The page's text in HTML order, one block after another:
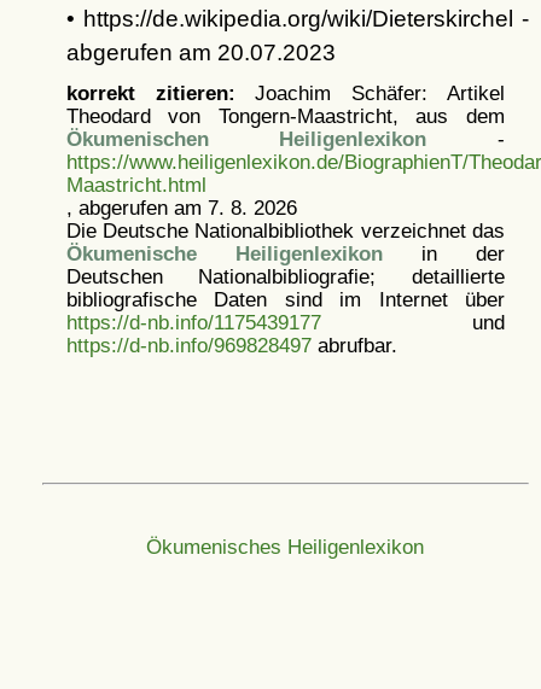
• https://de.wikipedia.org/wiki/Dieterskirchel -
abgerufen am 20.07.2023
korrekt zitieren: Joachim Schäfer: Artikel
Theodard von Tongern-Maastricht, aus dem
Ökumenischen Heiligenlexikon -
https://www.heiligenlexikon.de/BiographienT/
Maastricht.html
, abgerufen am 7. 8. 2026
Die Deutsche Nationalbibliothek verzeichnet das
Ökumenische Heiligenlexikonin der
Deutschen Nationalbibliografie; detaillierte
bibliografische Daten sind im Internet über
https://d-nb.info/1175439177und
https://d-nb.info/969828497abrufbar.
Ökumenisches Heiligenlexikon